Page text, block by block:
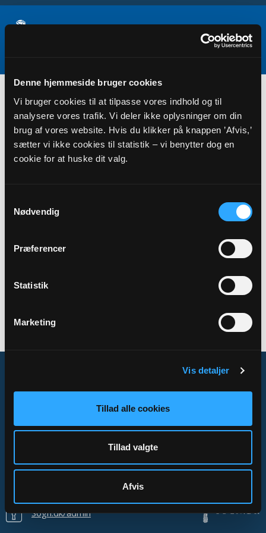
Denne hjemmeside bruger cookies
Vi bruger cookies til at tilpasse vores indhold og til
analysere vores trafik. Vi deler ikke oplysninger om din
brug af vores website. Hvis du klikker på knappen ’Afvis,’
sætter vi ikke cookies til statistik – vi benytter dog en
cookie for at huske dit valg.
Nødvendig
Præferencer
Statistik
Marketing
Vis detaljer
Tillad alle cookies
Tillad valgte
Afvis
Samarbejder
Mariager
Tilgængelighedserklæring
Privatlivs- og cookiepolitik
Kontakt
Sogn.dk/admin